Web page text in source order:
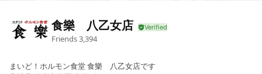
食樂 八乙女店
Friends3,394
まいど！ホルモン食堂 食樂 八乙女店です